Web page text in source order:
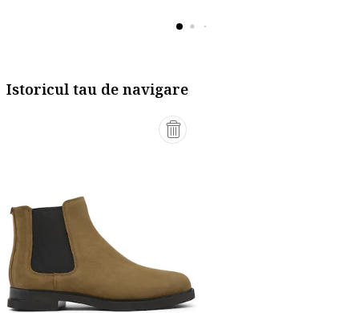
Istoricul tau de navigare